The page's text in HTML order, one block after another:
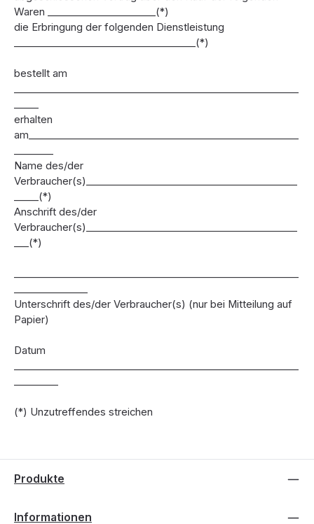
Waren ______________________(*)
die Erbringung der folgenden Dienstleistung
_____________________________________(*)
bestellt am
erhalten
am_______________________________________________________
Name des/der
Verbraucher(s)___________________________________________
_____(*)
Anschrift des/der
Verbraucher(s)___________________________________________
___(*)
Unterschrift des/der Verbraucher(s) (nur bei Mitteilung auf
Papier)
Datum
(*) Unzutreffendes streichen
Produkte
Informationen